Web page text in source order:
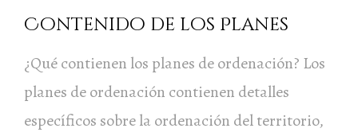
Contenido de los Planes
¿Qué contienen los planes de ordenación? Los
planes de ordenación contienen detalles
específicos sobre la ordenación del territorio,